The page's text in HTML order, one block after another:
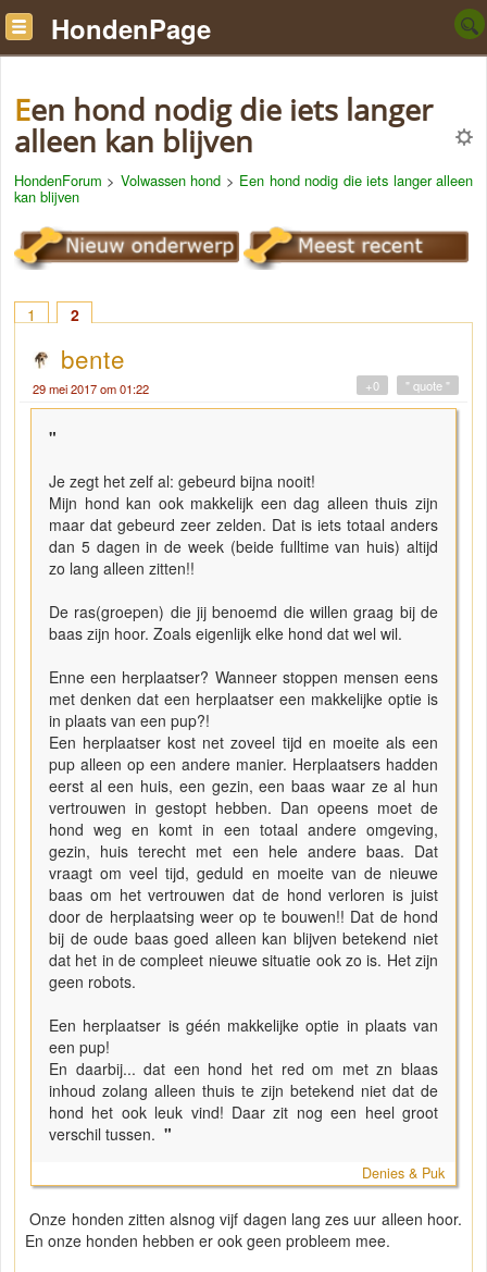
HondenPage
Een hond nodig die iets langer
alleen kan blijven
HondenForum > Volwassen hond > Een hond nodig die iets langer alleen
kan blijven
1 2
bente
29 mei 2017 om 01:22 " quote "
+0
"
Je zegt het zelf al: gebeurd bijna nooit!
Mijn hond kan ook makkelijk een dag alleen thuis zijn
maar dat gebeurd zeer zelden. Dat is iets totaal anders
dan 5 dagen in de week (beide fulltime van huis) altijd
zo lang alleen zitten!!
De ras(groepen) die jij benoemd die willen graag bij de
baas zijn hoor. Zoals eigenlijk elke hond dat wel wil.
Enne een herplaatser? Wanneer stoppen mensen eens
met denken dat een herplaatser een makkelijke optie is
in plaats van een pup?!
Een herplaatser kost net zoveel tijd en moeite als een
pup alleen op een andere manier. Herplaatsers hadden
eerst al een huis, een gezin, een baas waar ze al hun
vertrouwen in gestopt hebben. Dan opeens moet de
hond weg en komt in een totaal andere omgeving,
gezin, huis terecht met een hele andere baas. Dat
vraagt om veel tijd, geduld en moeite van de nieuwe
baas om het vertrouwen dat de hond verloren is juist
door de herplaatsing weer op te bouwen!! Dat de hond
bij de oude baas goed alleen kan blijven betekend niet
dat het in de compleet nieuwe situatie ook zo is. Het zijn
geen robots.
Een herplaatser is géén makkelijke optie in plaats van
een pup!
En daarbij... dat een hond het red om met zn blaas
inhoud zolang alleen thuis te zijn betekend niet dat de
hond het ook leuk vind! Daar zit nog een heel groot
verschil tussen. "
Denies & Puk
Onze honden zitten alsnog vijf dagen lang zes uur alleen hoor.
En onze honden hebben er ook geen probleem mee.